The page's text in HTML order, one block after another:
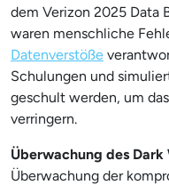
dem Verizon 2025 Data
waren menschliche
Datenverstöße
Schulungen und
geschult werden, um
verringern.
Überwachung des Dark
Überwachung der